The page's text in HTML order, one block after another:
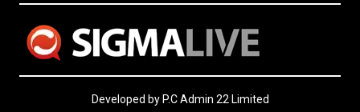
Developed by P.C Admin 22 Limited